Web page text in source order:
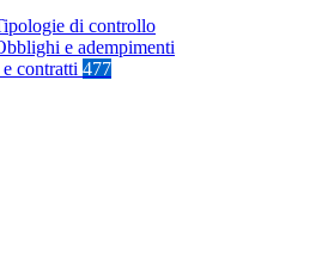
di controllo
e adempimenti
contratti 477